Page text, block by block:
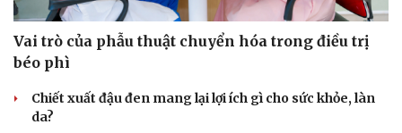
Vai trò của phẫu thuật chuyển hóa trong điều trị
béo phì
Chiết xuất đậu đen mang lại lợi ích gì cho sức khỏe, làn
da?